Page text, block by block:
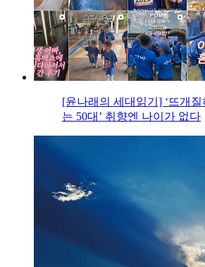
[윤나래의 세대읽기] ‘뜨개
는 50대’ 취향엔 나이가 없다